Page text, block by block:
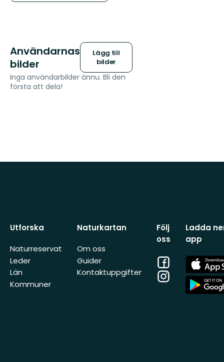
Användarnas
bilder
Lägg till
bilder
Inga användarbilder ännu. Bli den
första att dela!
Utforska
Naturreservat
Leder
Län
Kommuner
Naturkartan
Om oss
Guider
Kontaktuppgifter
Följ
oss
Facebook
Instagram
Ladda
app
App
Store
App
Store